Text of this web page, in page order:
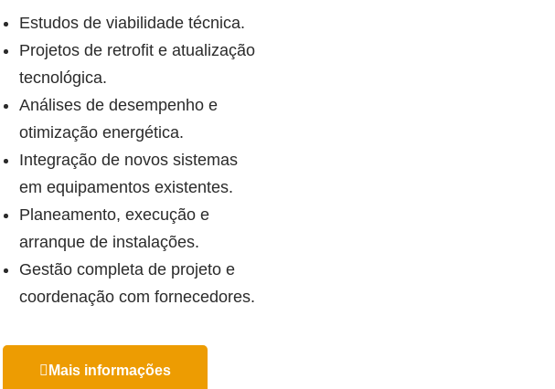
Estudos de viabilidade técnica.
Projetos de retrofit e atualização
tecnológica.
Análises de desempenho e
otimização energética.
Integração de novos sistemas
em equipamentos existentes.
Planeamento, execução e
arranque de instalações.
Gestão completa de projeto e
coordenação com fornecedores.
Mais informações